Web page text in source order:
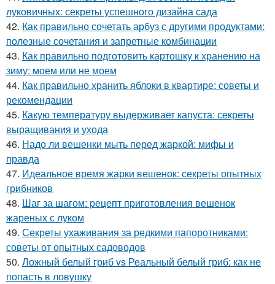
луковичных: секреты успешного дизайна сада
42. Как правильно сочетать арбуз с другими продуктами:
полезные сочетания и запретные комбинации
43. Как правильно подготовить картошку к хранению на
зиму: моем или не моем
44. Как правильно хранить яблоки в квартире: советы и
рекомендации
45. Какую температуру выдерживает капуста: секреты
выращивания и ухода
46. Надо ли вешенки мыть перед жаркой: мифы и
правда
47. Идеальное время жарки вешенок: секреты опытных
грибников
48. Шаг за шагом: рецепт приготовления вешенок
жареных с луком
49. Секреты ухаживания за редкими папоротниками:
советы от опытных садоводов
50. Ложный белый гриб vs Реальный белый гриб: как не
попасть в ловушку